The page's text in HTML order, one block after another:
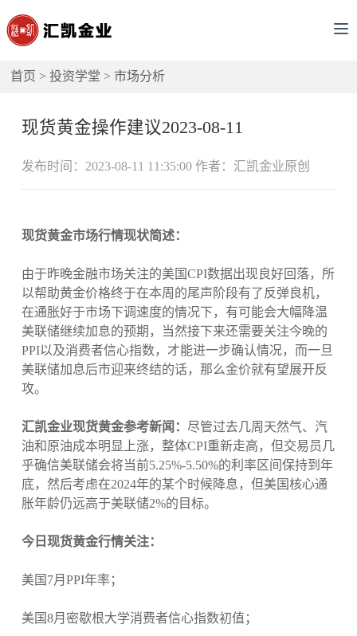
首页 >投资学堂 >市场分析
现货黄金操作建议2023-08-11
发布时间：2023-08-11 11:35:00 作者：汇凯金业原创
现货黄金市场行情现状简述：
由于昨晚金融市场关注的美国CPI数据出现良好回落，所
以帮助黄金价格终于在本周的尾声阶段有了反弹良机，
在通胀好于市场下调速度的情况下，有可能会大幅降温
美联储继续加息的预期，当然接下来还需要关注今晚的
PPI以及消费者信心指数，才能进一步确认情况，而一旦
美联储加息后市迎来终结的话，那么金价就有望展开反
攻。
汇凯金业现货黄金参考新闻： 尽管过去几周天然气、汽
油和原油成本明显上涨，整体CPI重新走高，但交易员几
乎确信美联储会将当前5.25%-5.50%的利率区间保持到年
底，然后考虑在2024年的某个时候降息，但美国核心通
胀年龄仍远高于美联储2%的目标。
今日现货黄金行情关注：
美国7月PPI年率；
美国8月密歇根大学消费者信心指数初值；